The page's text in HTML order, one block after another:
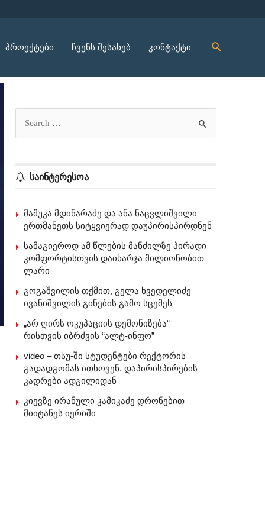
პროექტები ჩვენს შესახებ კონტაქტი
საინტერესოა
მამუკა მდინარაძე და ანა ნაცვლიშვილი
ერთმანეთს სიტყვიერად დაუპირისპირდნენ
სამაგიეროდ ამ წლების მანძილზე პირადი
კომფორტისთვის დაიხარჯა მილიონობით
ლარი
გოგაშვილის თქმით, გელა ხვედელიძე
ივანიშვილის გინების გამო სცემეს
„არ ღირს ოკუპაციის დემონიზება“ –
რისთვის იბრძვის “ალტ-ინფო”
video – თსუ-ში სტუდენტები რექტორის
გადადგომას ითხოვენ. დაპირისპირების
კადრები ადგილიდან
კიევზე ირანული კამიკაძე დრონებით
მიიტანეს იერიში